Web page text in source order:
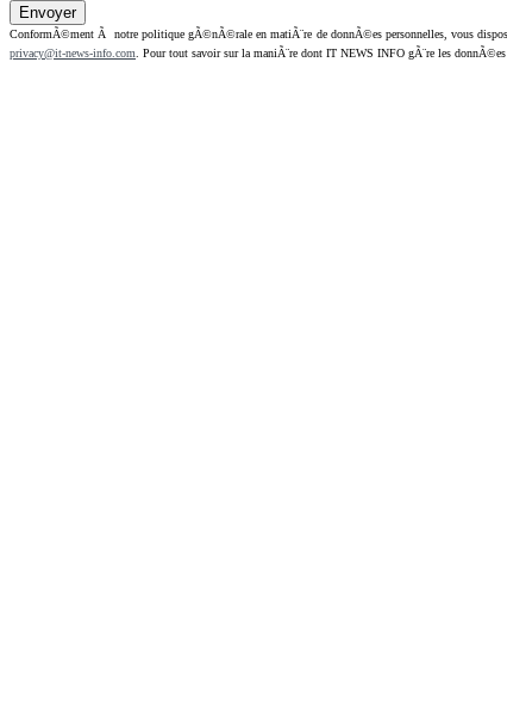
ConformÃ©ment Ã notre politique gÃ©nÃ©rale en matiÃ¨re de donnÃ©es personnelles, vous
privacy@it-news-info.com . Pour tout savoir sur la maniÃ¨re dont IT NEWS INFO gÃ¨re les